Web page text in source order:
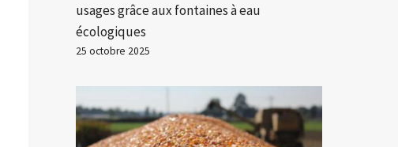
usages grâce aux fontaines à eau
écologiques
25 octobre 2025